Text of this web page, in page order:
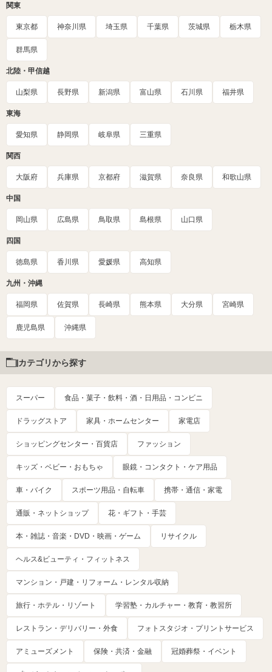
関東
東京都 神奈川県 埼玉県 千葉県 茨城県 栃木県
群馬県
北陸・甲信越
山梨県 長野県 新潟県 富山県 石川県 福井県
東海
愛知県 静岡県 岐阜県 三重県
関西
大阪府 兵庫県 京都府 滋賀県 奈良県 和歌山県
中国
岡山県 広島県 鳥取県 島根県 山口県
四国
徳島県 香川県 愛媛県 高知県
九州・沖縄
福岡県 佐賀県 長崎県 熊本県 大分県 宮崎県
鹿児島県 沖縄県
カテゴリから探す
スーパー 食品・菓子・飲料・酒・日用品・コンビニ
ドラッグストア 家具・ホームセンター 家電店
ショッピングセンター・百貨店 ファッション
キッズ・ベビー・おもちゃ 眼鏡・コンタクト・ケア用品
車・バイク スポーツ用品・自転車 携帯・通信・家電
通販・ネットショップ 花・ギフト・手芸
本・雑誌・音楽・DVD・映画・ゲーム リサイクル
ヘルス&ビューティ・フィットネス
マンション・戸建・リフォーム・レンタル収納
旅行・ホテル・リゾート 学習塾・カルチャー・教育・教習所
レストラン・デリバリー・外食 フォトスタジオ・プリントサービス
アミューズメント 保険・共済・金融 冠婚葬祭・イベント